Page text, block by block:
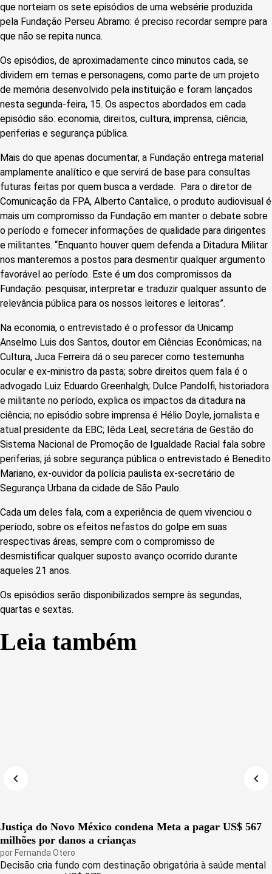
que norteiam os sete episódios de uma websérie produzida
pela Fundação Perseu Abramo: é preciso recordar sempre para
que não se repita nunca.
Os episódios, de aproximadamente cinco minutos cada, se
dividem em temas e personagens, como parte de um projeto
de memória desenvolvido pela instituição e foram lançados
nesta segunda-feira, 15. Os aspectos abordados em cada
episódio são: economia, direitos, cultura, imprensa, ciência,
periferias e segurança pública.
Mais do que apenas documentar, a Fundação entrega material
amplamente analítico e que servirá de base para consultas
futuras feitas por quem busca a verdade. Para o diretor de
Comunicação da FPA, Alberto Cantalice, o produto audiovisual é
mais um compromisso da Fundação em manter o debate sobre
o período e fornecer informações de qualidade para dirigentes
e militantes. “Enquanto houver quem defenda a Ditadura Militar
nos manteremos a postos para desmentir qualquer argumento
favorável ao período. Este é um dos compromissos da
Fundação: pesquisar, interpretar e traduzir qualquer assunto de
relevância pública para os nossos leitores e leitoras”.
Na economia, o entrevistado é o professor da Unicamp
Anselmo Luis dos Santos, doutor em Ciências Econômicas; na
Cultura, Juca Ferreira dá o seu parecer como testemunha
ocular e ex-ministro da pasta; sobre direitos quem fala é o
advogado Luiz Eduardo Greenhalgh; Dulce Pandolfi, historiadora
e militante no período, explica os impactos da ditadura na
ciência; no episódio sobre imprensa é Hélio Doyle, jornalista e
atual presidente da EBC; Iêda Leal, secretária de Gestão do
Sistema Nacional de Promoção de Igualdade Racial fala sobre
periferias; já sobre segurança pública o entrevistado é Benedito
Mariano, ex-ouvidor da polícia paulista ex-secretário de
Segurança Urbana da cidade de São Paulo.
Cada um deles fala, com a experiência de quem vivenciou o
período, sobre os efeitos nefastos do golpe em suas
respectivas áreas, sempre com o compromisso de
desmistificar qualquer suposto avanço ocorrido durante
aqueles 21 anos.
Os episódios serão disponibilizados sempre às segundas,
quartas e sextas.
Leia também
Justiça do Novo México condena Meta a pagar US$ 567
milhões por danos a crianças
por Fernanda Otero
Decisão cria fundo com destinação obrigatória à saúde mental